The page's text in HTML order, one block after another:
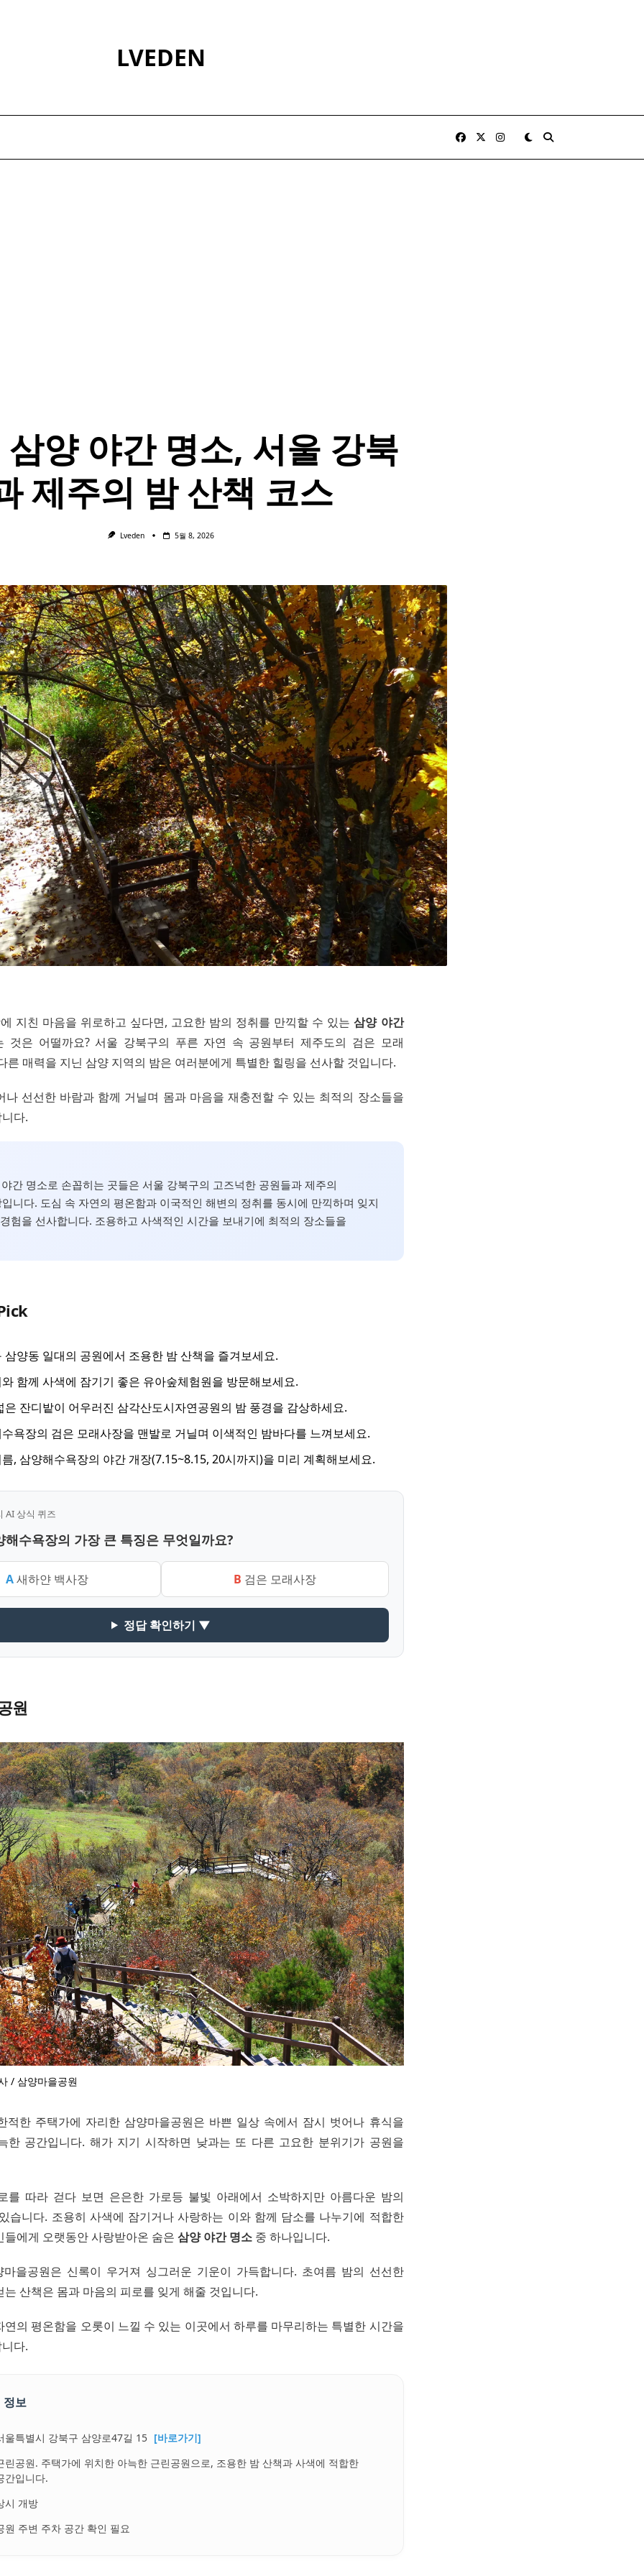
LVEDEN
양 야간 명소, 서울 강북
제주의 밤 산책 코스
Lveden 5월 8, 2026
지친 마음을 위로하고 싶다면, 고요한 밤의 정취를 만끽할 수 있는삼양 야간
것은 어떨까요? 서울 강북구의 푸른 자연 속 공원부터 제주도의 검은 모래
른 매력을 지닌 삼양 지역의 밤은 여러분에게 특별한 힐링을 선사할 것입니다.
나 선선한 바람과 함께 거닐며 몸과 마음을 재충전할 수 있는 최적의 장소들을
다.
간 명소로 손꼽히는 곳들은 서울 강북구의 고즈넉한 공원들과 제주의
니다. 도심 속 자연의 평온함과 이국적인 해변의 정취를 동시에 만끽하며 잊지
험을 선사합니다. 조용하고 사색적인 시간을 보내기에 최적의 장소들을
삼양동 일대의 공원에서 조용한 밤 산책을 즐겨보세요.
함께 사색에 잠기기 좋은 유아숲체험원을 방문해보세요.
은 잔디밭이 어우러진 삼각산도시자연공원의 밤 풍경을 감상하세요.
욕장의 검은 모래사장을 맨발로 거닐며 이색적인 밤바다를 느껴보세요.
, 삼양해수욕장의 야간 개장(7.15~8.15, 20시까지)을 미리 계획해보세요.
AI 상식 퀴즈
해수욕장의 가장 큰 특징은 무엇일까요?
A새하얀 백사장 B 검은 모래사장
정답 확인하기 ▼
원
/ 삼양마을공원
적한 주택가에 자리한 삼양마을공원은 바쁜 일상 속에서 잠시 벗어나 휴식을
한 공간입니다. 해가 지기 시작하면 낮과는 또 다른 고요한 분위기가 공원을
를 따라 걷다 보면 은은한 가로등 불빛 아래에서 소박하지만 아름다운 밤의
습니다. 조용히 사색에 잠기거나 사랑하는 이와 함께 담소를 나누기에 적합한
들에게 오랫동안 사랑받아온 숨은 삼양 야간 명소중 하나입니다.
을공원은 신록이 우거져 싱그러운 기운이 가득합니다. 초여름 밤의 선선한
산책은 몸과 마음의 피로를 잊게 해줄 것입니다.
연의 평온함을 오롯이 느낄 수 있는 이곳에서 하루를 마무리하는 특별한 시간을
다.
정보
울특별시 강북구 삼양로47길 15 [바로가기]
린공원. 주택가에 위치한 아늑한 근린공원으로, 조용한 밤 산책과 사색에 적합한
간입니다.
시 개방
원 주변 주차 공간 확인 필요